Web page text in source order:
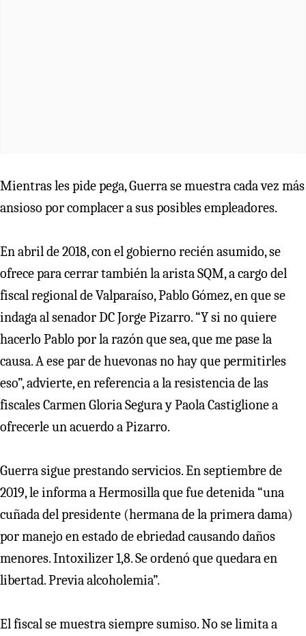
Mientras les pide pega, Guerra se muestra cada vez más
ansioso por complacer a sus posibles empleadores.
En abril de 2018, con el gobierno recién asumido, se
ofrece para cerrar también la arista SQM, a cargo del
fiscal regional de Valparaíso, Pablo Gómez, en que se
indaga al senador DC Jorge Pizarro. “Y si no quiere
hacerlo Pablo por la razón que sea, que me pase la
causa. A ese par de huevonas no hay que permitirles
eso”, advierte, en referencia a la resistencia de las
fiscales Carmen Gloria Segura y Paola Castiglione a
ofrecerle un acuerdo a Pizarro.
Guerra sigue prestando servicios. En septiembre de
2019, le informa a Hermosilla que fue detenida “una
cuñada del presidente (hermana de la primera dama)
por manejo en estado de ebriedad causando daños
menores. Intoxilizer 1,8. Se ordenó que quedara en
libertad. Previa alcoholemia”.
El fiscal se muestra siempre sumiso. No se limita a